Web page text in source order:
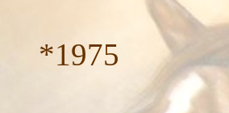
*1975